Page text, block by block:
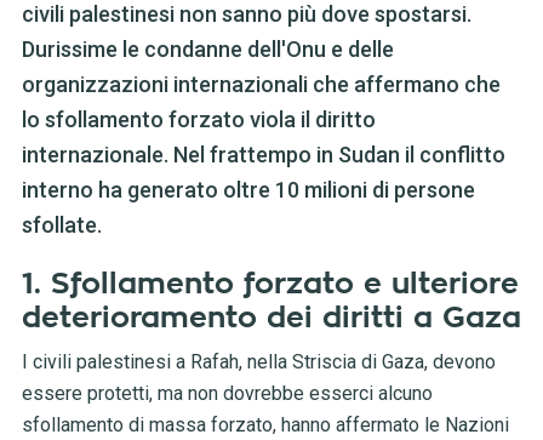
civili palestinesi non sanno più dove spostarsi.
Durissime le condanne dell'Onu e delle
organizzazioni internazionali che affermano che
lo sfollamento forzato viola il diritto
internazionale. Nel frattempo in Sudan il conflitto
interno ha generato oltre 10 milioni di persone
sfollate.
1. Sfollamento forzato e ulteriore
deterioramento dei diritti a Gaza
I civili palestinesi a Rafah, nella Striscia di Gaza, devono
essere protetti, ma non dovrebbe esserci alcuno
sfollamento di massa forzato, hanno affermato le Nazioni